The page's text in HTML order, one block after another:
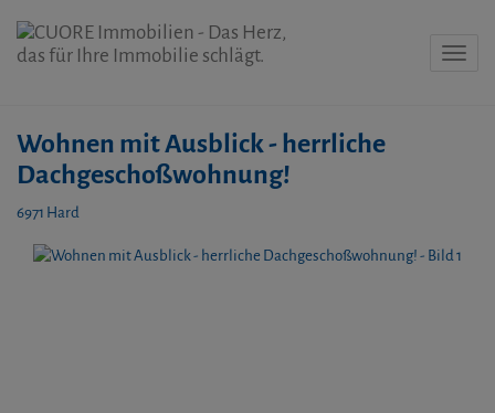
Wohnen mit Ausblick - herrliche
Dachgeschoßwohnung!
6971 Hard